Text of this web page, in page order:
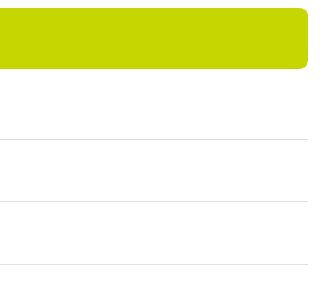
2017年1月